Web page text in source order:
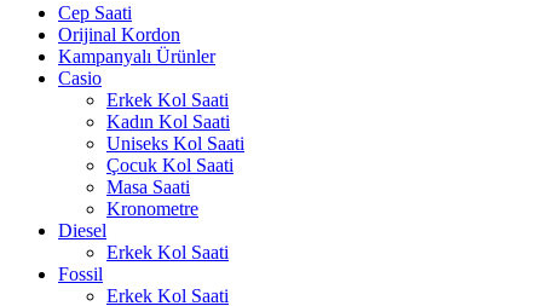
Cep Saati
Orijinal Kordon
Kampanyalı Ürünler
Casio
Erkek Kol Saati
Kadın Kol Saati
Uniseks Kol Saati
Çocuk Kol Saati
Masa Saati
Kronometre
Diesel
Erkek Kol Saati
Fossil
Erkek Kol Saati